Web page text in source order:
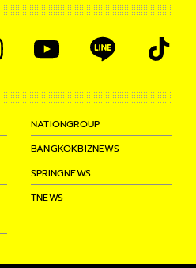
NATIONGROUP
BANGKOKBIZNEWS
SPRINGNEWS
TNEWS